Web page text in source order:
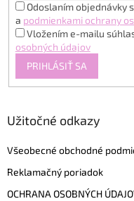
Odoslaním objednávky
a podmienkami ochrany
Vložením e-mailu
osobných údajov
PRIHLÁSIŤ SA
Užitočné odkazy
Všeobecné obchodné
Reklamačný poriadok
OCHRANA OSOBNÝCH